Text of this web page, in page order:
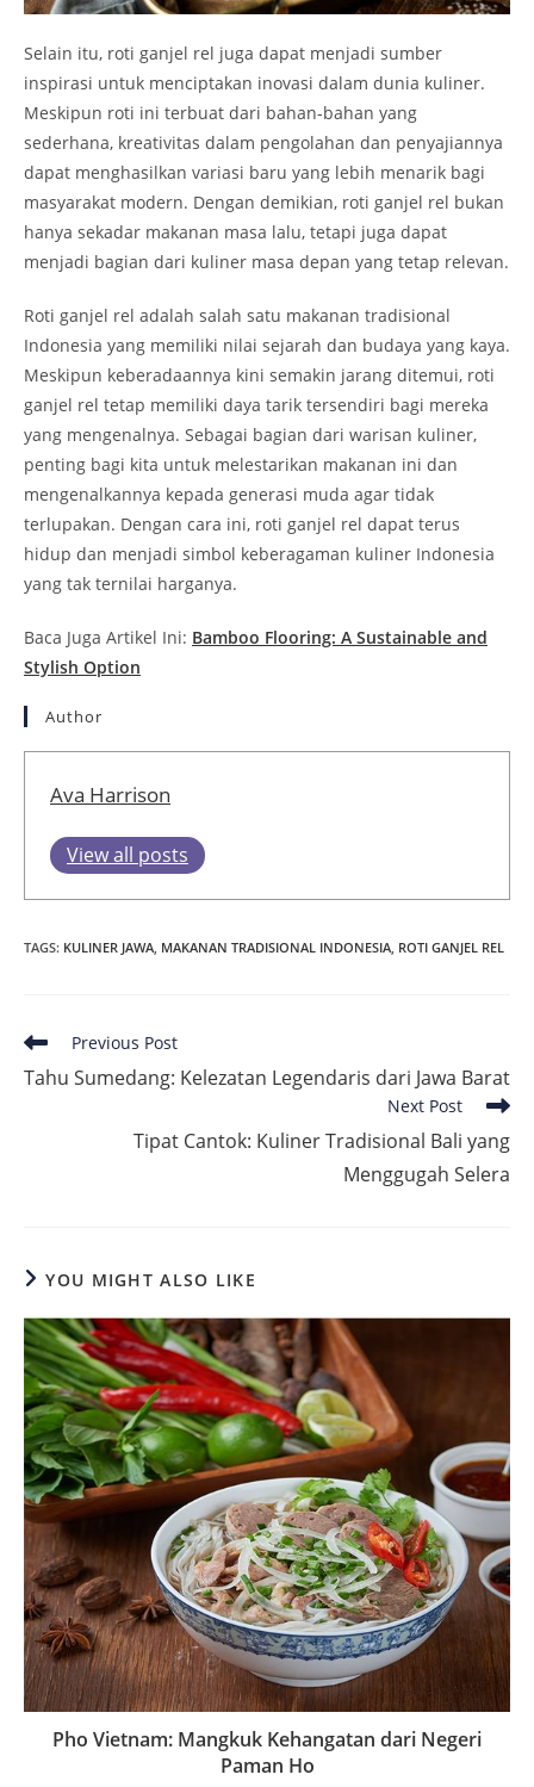
Selain itu, roti ganjel rel juga dapat menjadi sumber
inspirasi untuk menciptakan inovasi dalam dunia kuliner.
Meskipun roti ini terbuat dari bahan-bahan yang
sederhana, kreativitas dalam pengolahan dan penyajiannya
dapat menghasilkan variasi baru yang lebih menarik bagi
masyarakat modern. Dengan demikian, roti ganjel rel bukan
hanya sekadar makanan masa lalu, tetapi juga dapat
menjadi bagian dari kuliner masa depan yang tetap relevan.
Roti ganjel rel adalah salah satu makanan tradisional
Indonesia yang memiliki nilai sejarah dan budaya yang kaya.
Meskipun keberadaannya kini semakin jarang ditemui, roti
ganjel rel tetap memiliki daya tarik tersendiri bagi mereka
yang mengenalnya. Sebagai bagian dari warisan kuliner,
penting bagi kita untuk melestarikan makanan ini dan
mengenalkannya kepada generasi muda agar tidak
terlupakan. Dengan cara ini, roti ganjel rel dapat terus
hidup dan menjadi simbol keberagaman kuliner Indonesia
yang tak ternilai harganya.
Baca Juga Artikel Ini: Bamboo Flooring: A Sustainable and
Stylish Option
Author
Ava Harrison
View all posts
TAGS: KULINER JAWA, MAKANAN TRADISIONAL INDONESIA, ROTI GANJEL REL
Read
more
articles
Previous Post
Tahu Sumedang: Kelezatan Legendaris dari Jawa Barat
Next Post
Tipat Cantok: Kuliner Tradisional Bali yang
Menggugah Selera
YOU MIGHT ALSO LIKE
Pho Vietnam: Mangkuk Kehangatan dari Negeri
Paman Ho